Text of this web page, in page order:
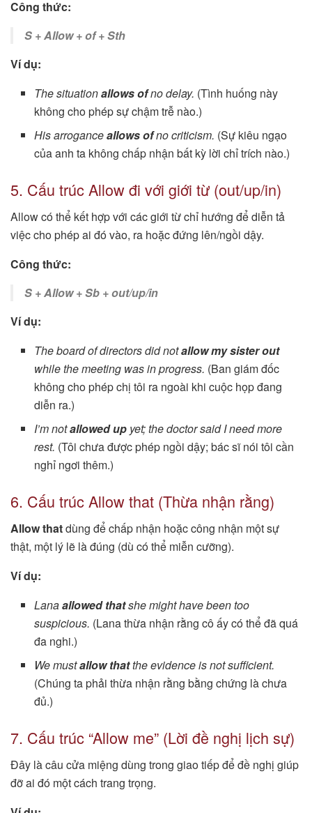
Công thức:
S + Allow + of + Sth
Ví dụ:
The situationallows ofno delay. (Tình huống này
không cho phép sự chậm trễ nào.)
His arroganceallows ofno criticism. (Sự kiêu ngạo
của anh ta không chấp nhận bất kỳ lời chỉ trích nào.)
5. Cấu trúc Allow đi với giới từ (out/up/in)
Allow có thể kết hợp với các giới từ chỉ hướng để diễn tả
việc cho phép ai đó vào, ra hoặc đứng lên/ngồi dậy.
Công thức:
S + Allow + Sb + out/up/in
Ví dụ:
The board of directors did notallow my sister out
while the meeting was in progress. (Ban giám đốc
không cho phép chị tôi ra ngoài khi cuộc họp đang
diễn ra.)
I’m notallowed up yet; the doctor said I need more
rest. (Tôi chưa được phép ngồi dậy; bác sĩ nói tôi cần
nghỉ ngơi thêm.)
6. Cấu trúc Allow that (Thừa nhận rằng)
Allow thatdùng để chấp nhận hoặc công nhận một sự
thật, một lý lẽ là đúng (dù có thể miễn cưỡng).
Ví dụ:
Lanaallowed thatshe might have been too
suspicious. (Lana thừa nhận rằng cô ấy có thể đã quá
đa nghi.)
We mustallow thatthe evidence is not sufficient.
(Chúng ta phải thừa nhận rằng bằng chứng là chưa
đủ.)
7. Cấu trúc “Allow me” (Lời đề nghị lịch sự)
Đây là câu cửa miệng dùng trong giao tiếp để đề nghị giúp
đỡ ai đó một cách trang trọng.